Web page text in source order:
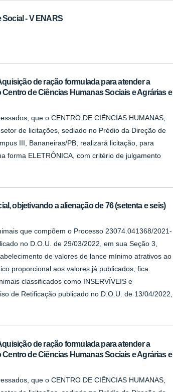
- V ENARS
de ração formulada para atender a
de Ciências Humanas Sociais e Agrárias e
que o CENTRO DE CIÊNCIAS HUMANAS,
de licitações, sediado no Prédio da Direção de
III, Bananeiras/PB, realizará licitação, para
forma ELETRÔNICA, com critério de julgamento
objetivando a alienação de 76 (setenta e seis)
que compõem o Processo 23074.041368/2021-
no D.O.U. de 29/03/2022, em sua Seção 3,
de valores de lance mínimo atrativos ao
proporcional aos valores já publicados, fica
classificados como INSERVÍVEIS e
de Retificação publicado no D.O.U. de 13/04/2022,
de ração formulada para atender a
de Ciências Humanas Sociais e Agrárias e
que o CENTRO DE CIÊNCIAS HUMANAS,